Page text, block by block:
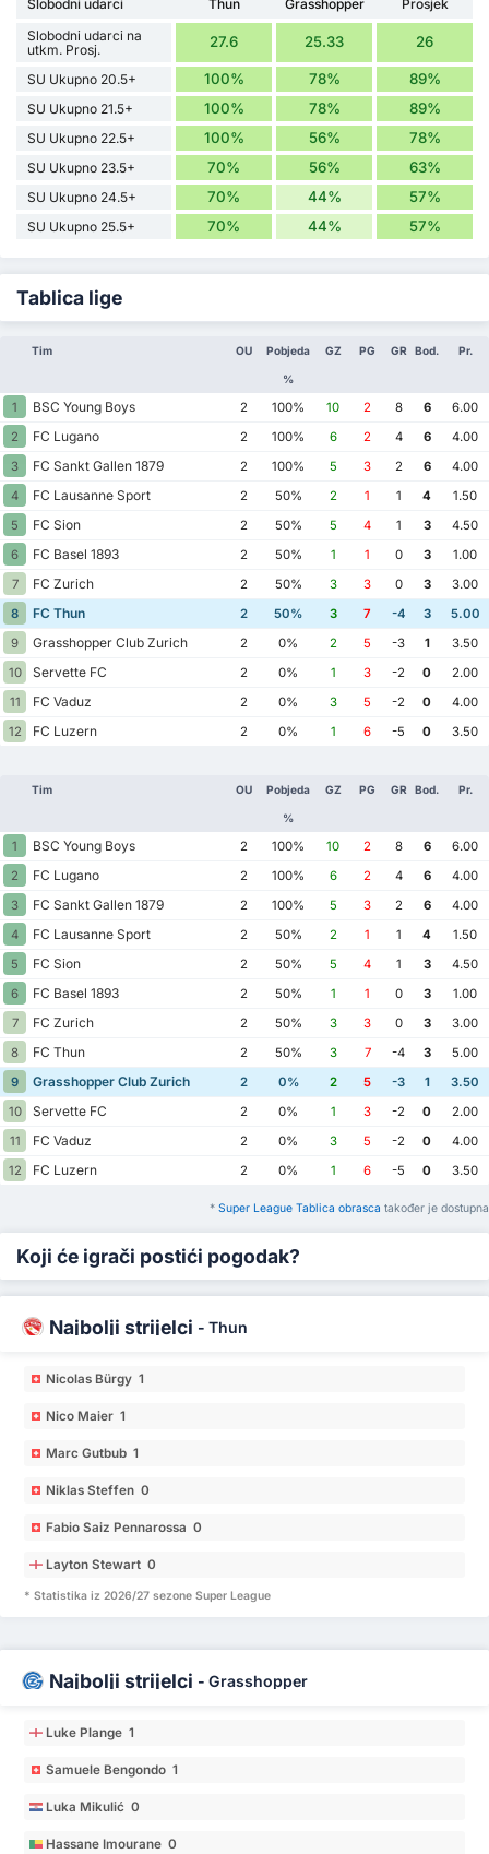
Slobodni udarci Thun Grasshopper
Prosjek
Slobodni udarci na
utkm. Prosj.
27.6 25.33 26
SU Ukupno 20.5+ 100% 78% 89%
SU Ukupno 21.5+ 100% 78% 89%
SU Ukupno 22.5+ 100% 56% 78%
SU Ukupno 23.5+ 70% 56% 63%
SU Ukupno 24.5+ 70% 44% 57%
SU Ukupno 25.5+ 70% 44% 57%
Tablica lige
Tim OU Pobjeda
%
GZ PG GR Bod. Pr.
1 BSC Young Boys 2 100% 10 2 8 6
6.00
2
FC Lugano 2 100% 6 2 4 6
4.00
3
FC Sankt Gallen 1879 2 100% 5 3 2 6
4.00
4
FC Lausanne Sport 2 50% 2 1 1 4
1.50
5
FC Sion 2 50% 5 4 1 3
4.50
6
FC Basel 1893 2 50% 1 1 0 3
1.00
7
FC Zurich 2 50% 3 3 0 3
3.00
8
FC Thun 2 50% 3 7 -4 3
5.00
9
Grasshopper Club Zurich 2 0% 2 5 -3 1
3.50
10
Servette FC 2 0% 1 3 -2 0
2.00
11
FC Vaduz 2 0% 3 5 -2 0
4.00
12
FC Luzern 2 0% 1 6 -5 0 3.50
Tim OU Pobjeda
%
GZ PG GR Bod. Pr.
1 BSC Young Boys 2 100% 10 2 8 6
6.00
2
FC Lugano 2 100% 6 2 4 6
4.00
3
FC Sankt Gallen 1879 2 100% 5 3 2 6
4.00
4
FC Lausanne Sport 2 50% 2 1 1 4
1.50
5
FC Sion 2 50% 5 4 1 3
4.50
6
FC Basel 1893 2 50% 1 1 0 3
1.00
7
FC Zurich 2 50% 3 3 0 3
3.00
8
FC Thun 2 50% 3 7 -4 3
5.00
9
Grasshopper Club Zurich 2 0% 2 5 -3 1
3.50
10
Servette FC 2 0% 1 3 -2 0
2.00
11
FC Vaduz 2 0% 3 5 -2 0
4.00
12
FC Luzern 2 0% 1 6 -5 0 3.50
* Super League Tablica obrasca također je dostupna
Koji će igrači postići pogodak?
Najbolji strijelci - Thun
Nicolas Bürgy 1
Nico Maier 1
Marc Gutbub 1
Niklas Steffen 0
Fabio Saiz Pennarossa 0
Layton Stewart 0
* Statistika iz 2026/27 sezone Super League
Najbolji strijelci - Grasshopper
Luke Plange 1
Samuele Bengondo 1
Luka Mikulić 0
Hassane Imourane 0